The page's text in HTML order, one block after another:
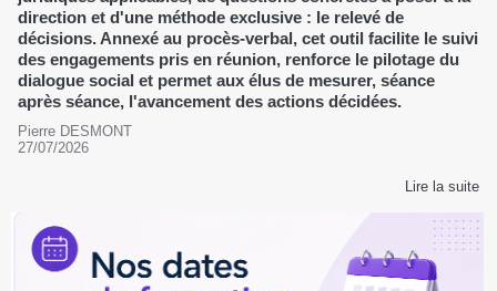
direction et d'une méthode exclusive : le relevé de
décisions. Annexé au procès-verbal, cet outil facilite le suivi
des engagements pris en réunion, renforce le pilotage du
dialogue social et permet aux élus de mesurer, séance
après séance, l'avancement des actions décidées.
Pierre DESMONT
27/07/2026
Lire la suite